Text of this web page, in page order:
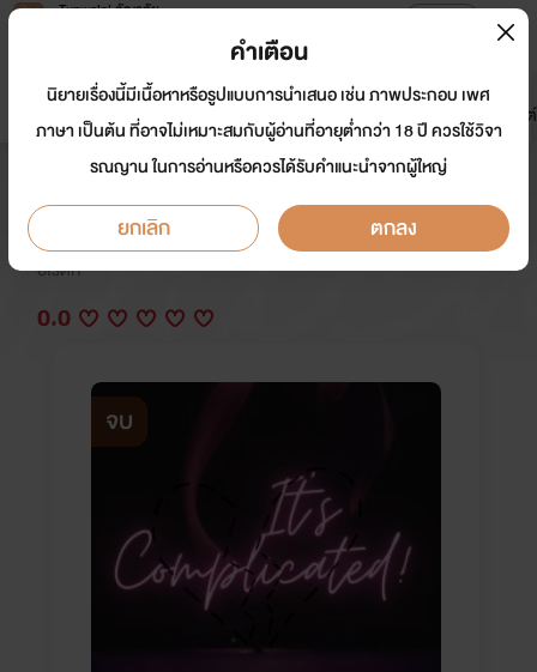
Tunwalai ธัญวลัย
หน้าแรก นิยาย อีบุ๊ก การ์ตูน
มาใหม่
ดรีมแชท ธัญลิสต์
It's complicated!
นักเขียน: กิ่งก่า
อีโรติก
0.0
จบ
คำเตือน
นิยายเรื่องนี้มีเนื้อหาหรือรูปแบบการนำเสนอ เช่น ภาพประกอบ เพศ
ภาษา เป็นต้น ที่อาจไม่เหมาะสมกับผู้อ่านที่อายุต่ำกว่า 18 ปี ควรใช้วิจา
รณญาน ในการอ่านหรือควรได้รับคำแนะนำจากผู้ใหญ่
ยกเลิก ตกลง